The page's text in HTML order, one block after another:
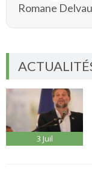
Romane
3 Juil